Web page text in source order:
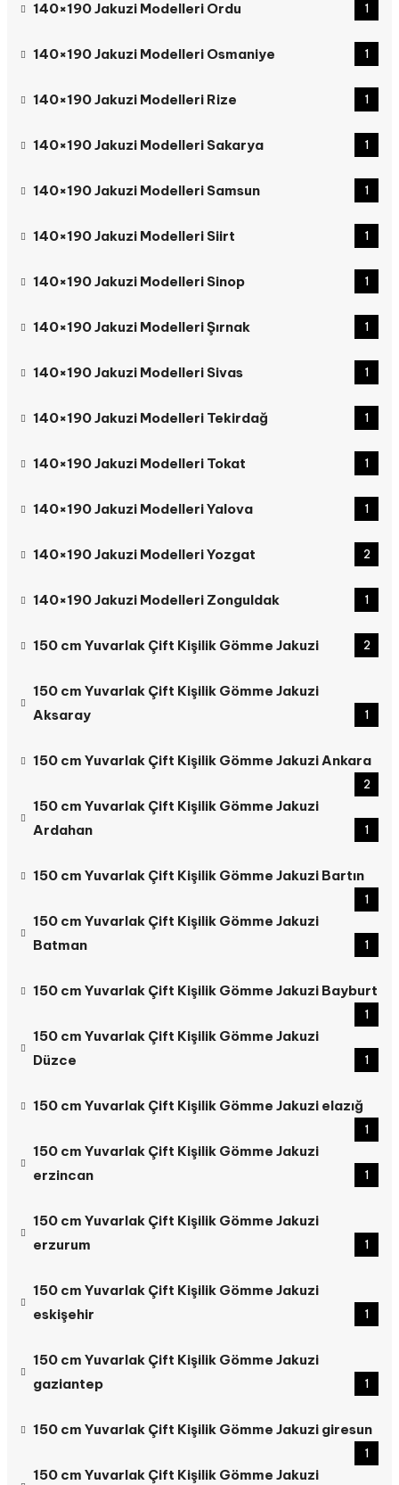
140×190 Jakuzi Modelleri Ordu 1
140×190 Jakuzi Modelleri Osmaniye 1
140×190 Jakuzi Modelleri Rize 1
140×190 Jakuzi Modelleri Sakarya 1
140×190 Jakuzi Modelleri Samsun 1
140×190 Jakuzi Modelleri Siirt 1
140×190 Jakuzi Modelleri Sinop 1
140×190 Jakuzi Modelleri Şırnak 1
140×190 Jakuzi Modelleri Sivas 1
140×190 Jakuzi Modelleri Tekirdağ 1
140×190 Jakuzi Modelleri Tokat 1
140×190 Jakuzi Modelleri Yalova 1
140×190 Jakuzi Modelleri Yozgat 2
140×190 Jakuzi Modelleri Zonguldak 1
150 cm Yuvarlak Çift Kişilik Gömme Jakuzi 2
150 cm Yuvarlak Çift Kişilik Gömme Jakuzi
Aksaray
1
150 cm Yuvarlak Çift Kişilik Gömme Jakuzi Ankara
2
150 cm Yuvarlak Çift Kişilik Gömme Jakuzi
Ardahan
1
150 cm Yuvarlak Çift Kişilik Gömme Jakuzi Bartın
1
150 cm Yuvarlak Çift Kişilik Gömme Jakuzi
Batman
1
150 cm Yuvarlak Çift Kişilik Gömme Jakuzi Bayburt
1
150 cm Yuvarlak Çift Kişilik Gömme Jakuzi
Düzce
1
150 cm Yuvarlak Çift Kişilik Gömme Jakuzi elazığ
1
150 cm Yuvarlak Çift Kişilik Gömme Jakuzi
erzincan
1
150 cm Yuvarlak Çift Kişilik Gömme Jakuzi
erzurum
1
150 cm Yuvarlak Çift Kişilik Gömme Jakuzi
eskişehir
1
150 cm Yuvarlak Çift Kişilik Gömme Jakuzi
gaziantep
1
150 cm Yuvarlak Çift Kişilik Gömme Jakuzi giresun
1
150 cm Yuvarlak Çift Kişilik Gömme Jakuzi